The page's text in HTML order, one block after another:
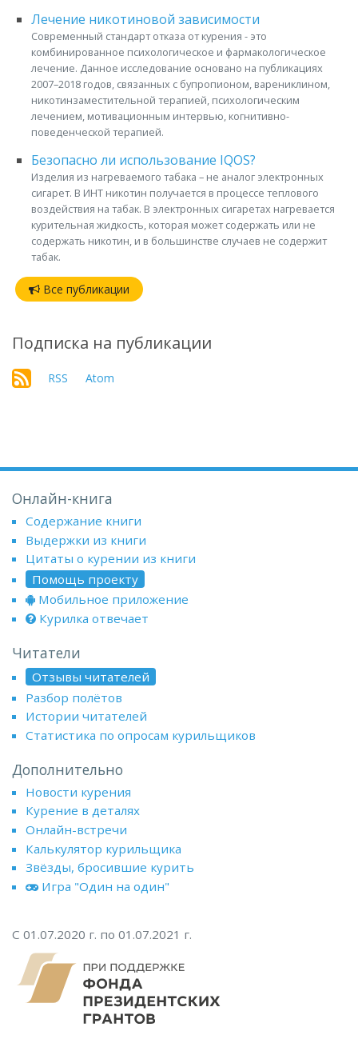
Лечение никотиновой зависимости
Современный стандарт отказа от курения - это
комбинированное психологическое и фармакологическое
лечение. Данное исследование основано на публикациях
2007–2018 годов, связанных с бупропионом, варениклином,
никотинзаместительной терапией, психологическим
лечением, мотивационным интервью, когнитивно-
поведенческой терапией.
Безопасно ли использование IQOS?
Изделия из нагреваемого табака – не аналог электронных
сигарет. В ИНТ никотин получается в процессе теплового
воздействия на табак. В электронных сигаретах нагревается
курительная жидкость, которая может содержать или не
содержать никотин, и в большинстве случаев не содержит
табак.
Все публикации
Подписка на публикации
RSS Atom
Онлайн-книга
Содержание книги
Выдержки из книги
Цитаты о курении из книги
Помощь проекту
Мобильное приложение
Курилка отвечает
Читатели
Отзывы читателей
Разбор полётов
Истории читателей
Статистика по опросам курильщиков
Дополнительно
Новости курения
Курение в деталях
Онлайн-встречи
Калькулятор курильщика
Звёзды, бросившие курить
Игра "Один на один"
С 01.07.2020 г. по 01.07.2021 г.